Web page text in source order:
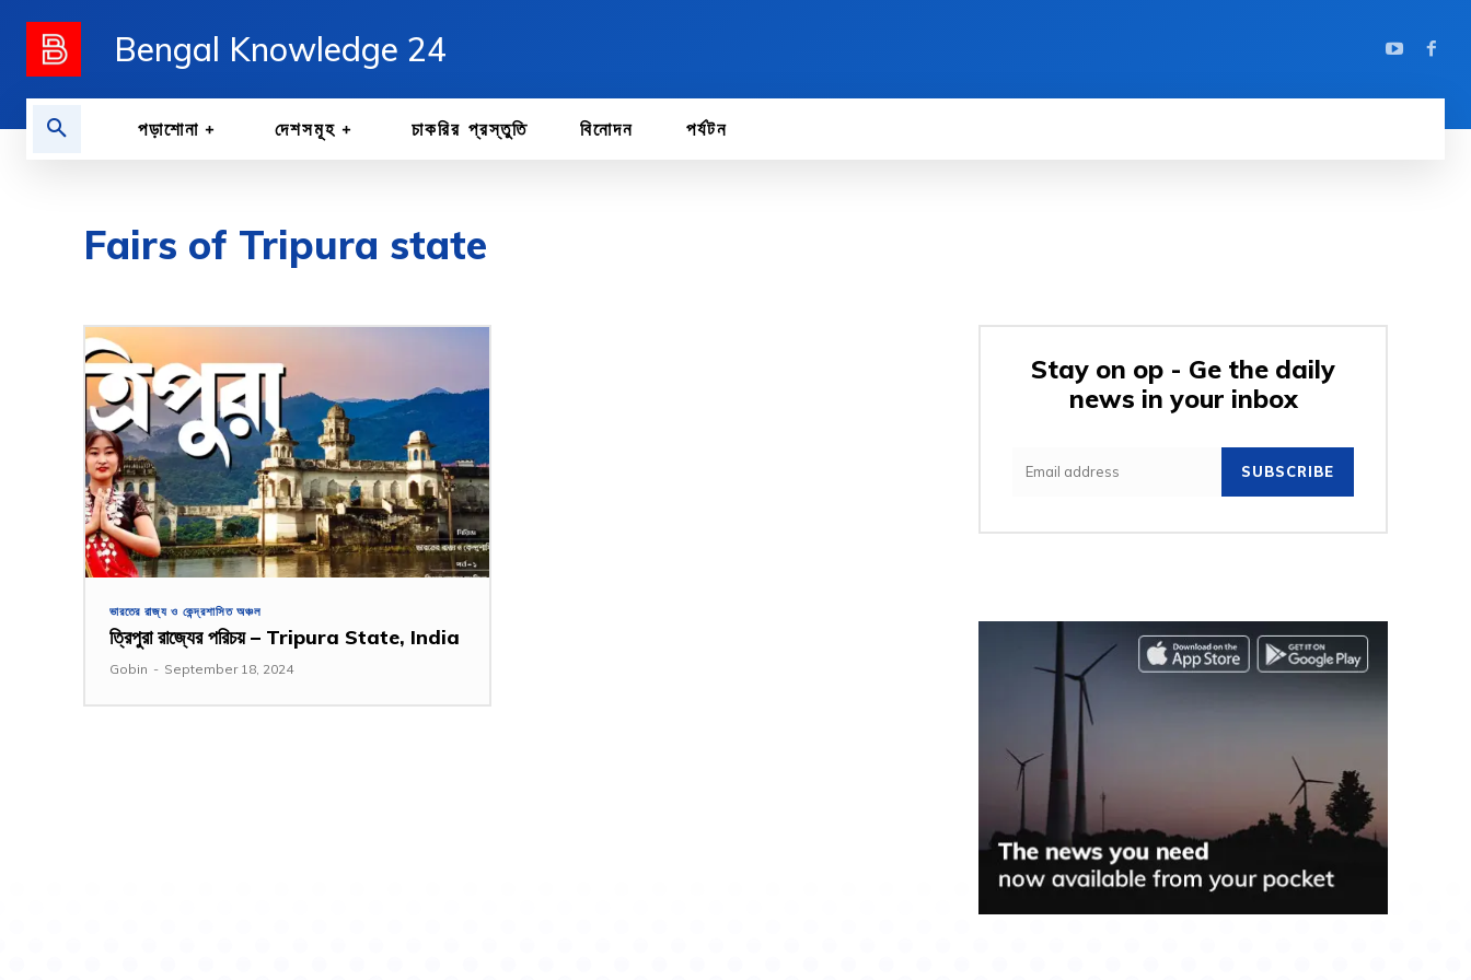
Bengal Knowledge 24
পড়াশোনা দেশসমূহ চাকরির প্রস্তুতি বিনোদন পর্যটন
Fairs of Tripura state
ভারতের রাজ্য ও কেন্দ্রশাসিত অঞ্চল
ত্রিপুরা রাজ্যের পরিচয় – Tripura State, India
Gobin - September 18, 2024
Stay on op - Ge the daily
news in your inbox
SUBSCRIBE